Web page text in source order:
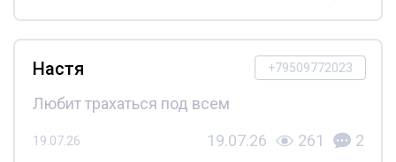
+79509772023
Настя
Любит трахаться под всем
19.07.26 19.07.26 261 2